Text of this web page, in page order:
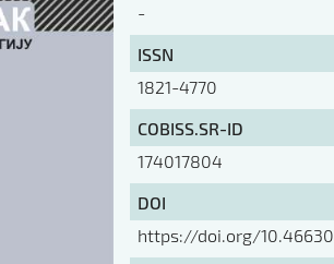
-
ISSN
1821-4770
COBISS.SR-ID
174017804
DOI
https://doi.org/